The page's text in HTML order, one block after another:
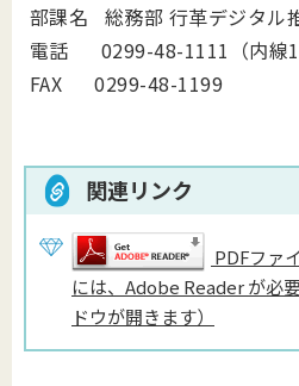
部課名 総務部 行革デジタル
電話 0299-48-1111（内線
FAX 0299-48-1199
関連リンク
PDFファ
には、Adobe Reader が必
ドウが開きます）